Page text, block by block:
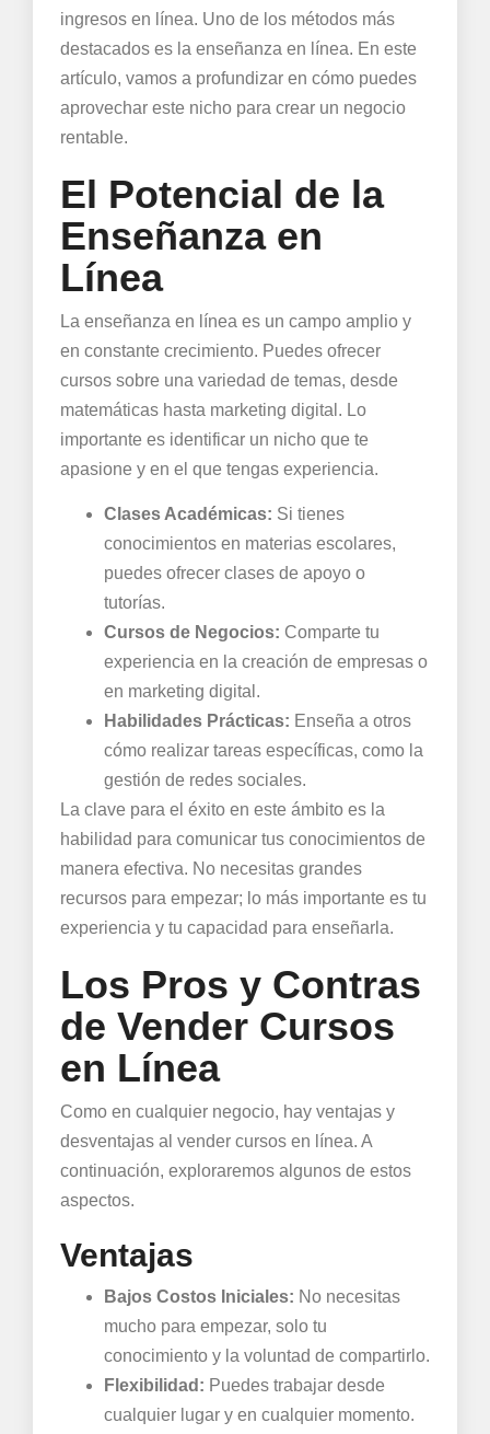
ingresos en línea. Uno de los métodos más
destacados es la enseñanza en línea. En este
artículo, vamos a profundizar en cómo puedes
aprovechar este nicho para crear un negocio
rentable.
El Potencial de la
Enseñanza en
Línea
La enseñanza en línea es un campo amplio y
en constante crecimiento. Puedes ofrecer
cursos sobre una variedad de temas, desde
matemáticas hasta marketing digital. Lo
importante es identificar un nicho que te
apasione y en el que tengas experiencia.
Clases Académicas: Si tienes
conocimientos en materias escolares,
puedes ofrecer clases de apoyo o
tutorías.
Cursos de Negocios: Comparte tu
experiencia en la creación de empresas o
en marketing digital.
Habilidades Prácticas: Enseña a otros
cómo realizar tareas específicas, como la
gestión de redes sociales.
La clave para el éxito en este ámbito es la
habilidad para comunicar tus conocimientos de
manera efectiva. No necesitas grandes
recursos para empezar; lo más importante es tu
experiencia y tu capacidad para enseñarla.
Los Pros y Contras
de Vender Cursos
en Línea
Como en cualquier negocio, hay ventajas y
desventajas al vender cursos en línea. A
continuación, exploraremos algunos de estos
aspectos.
Ventajas
Bajos Costos Iniciales: No necesitas
mucho para empezar, solo tu
conocimiento y la voluntad de compartirlo.
Flexibilidad: Puedes trabajar desde
cualquier lugar y en cualquier momento.